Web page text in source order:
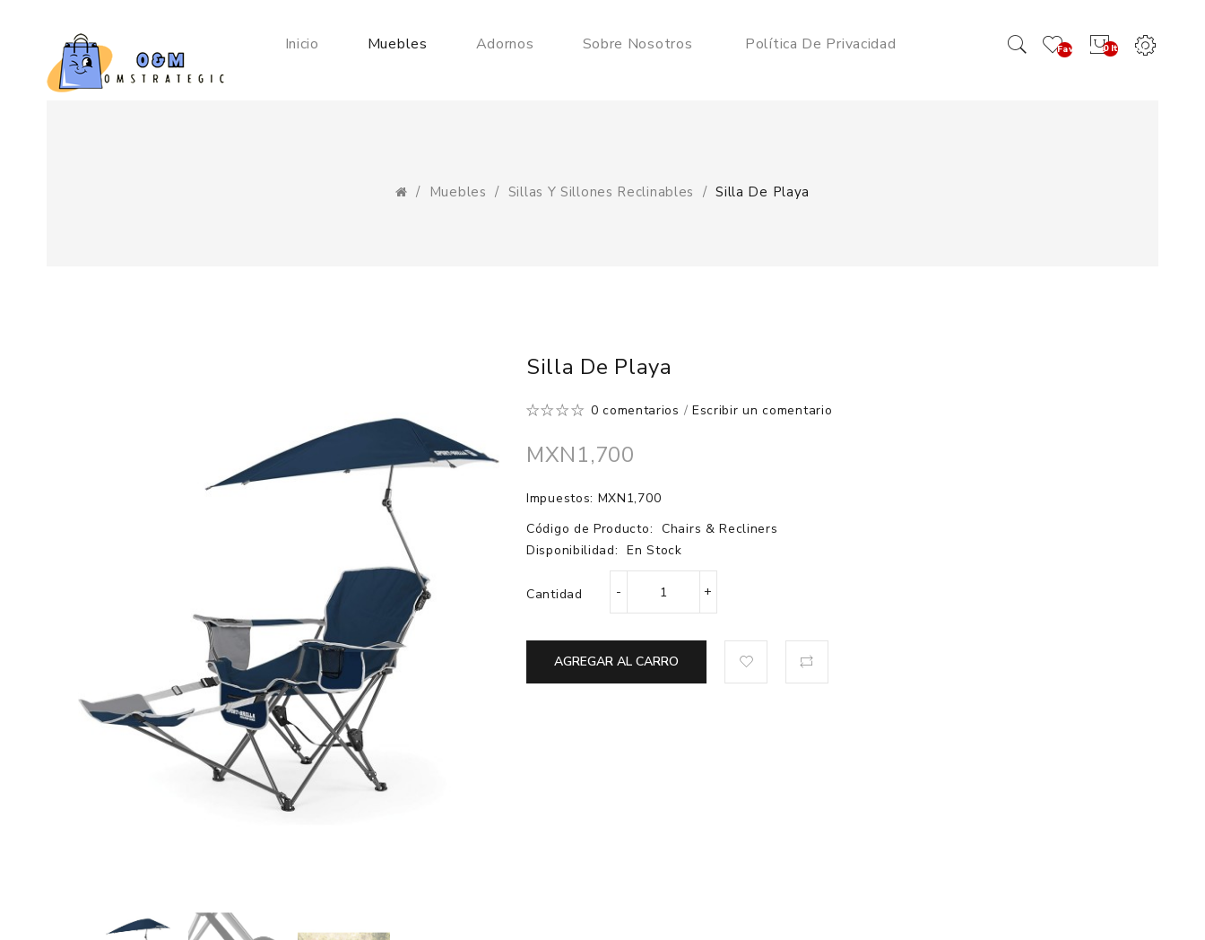
0 Item(s) -
Favoritos
Inicio Muebles Adornos Sobre Nosotros Política De Privacidad
Muebles Sillas Y Sillones Reclinables Silla De Playa
Silla De Playa
0 comentarios / Escribir un comentario
MXN1,700
Impuestos: MXN1,700
Código de Producto: Chairs & Recliners
Disponibilidad: En Stock
Cantidad
AGREGAR AL CARRO